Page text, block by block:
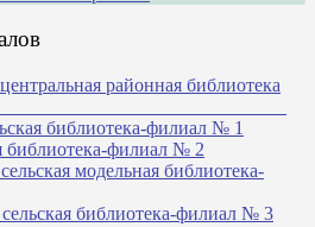
районная библиотека
библиотека-филиал № 1
библиотека-филиал № 2
модельная библиотека-
библиотека-филиал № 3